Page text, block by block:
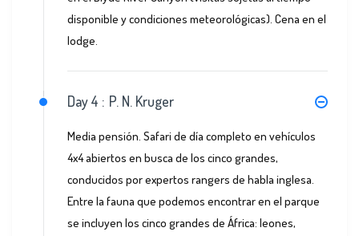
disponible y condiciones meteorológicas). Cena en el
lodge.
Day 4 : P. N. Kruger
Media pensión. Safari de día completo en vehículos
4x4 abiertos en busca de los cinco grandes,
conducidos por expertos rangers de habla inglesa.
Entre la fauna que podemos encontrar en el parque
se incluyen los cinco grandes de África: leones,